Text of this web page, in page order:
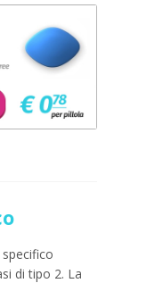
di tipo 2. La